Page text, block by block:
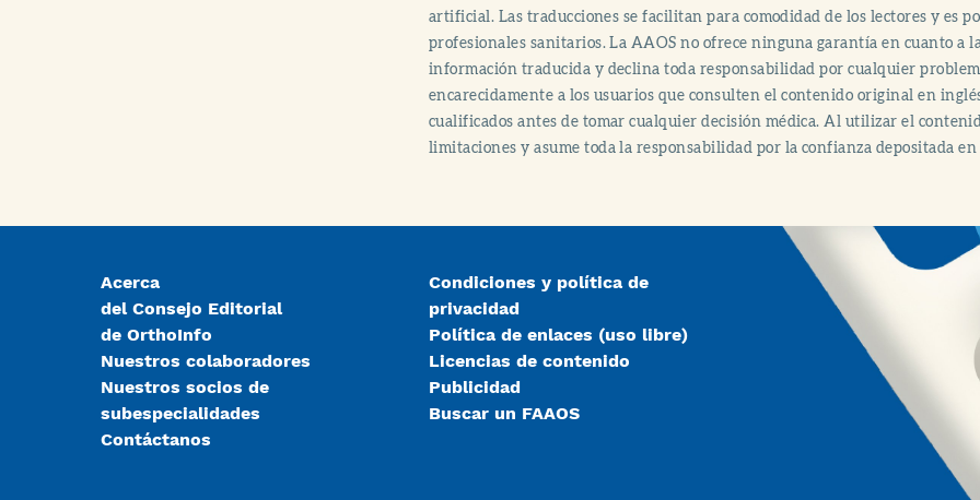
artificial. Las traducciones se facilitan para comodidad de los lectores y es
profesionales sanitarios. La AAOS no ofrece ninguna garantía en cuanto a
información traducida y declina toda responsabilidad por cualquier
encarecidamente a los usuarios que consulten el contenido original en
cualificados antes de tomar cualquier decisión médica. Al utilizar el
limitaciones y asume toda la responsabilidad por la confianza depositada
Acerca
del Consejo Editorial
de OrthoInfo
Nuestros colaboradores
Nuestros socios de
subespecialidades
Contáctanos
Condiciones y política de
privacidad
Política de enlaces (uso libre)
Licencias de contenido
Publicidad
Buscar un FAAOS